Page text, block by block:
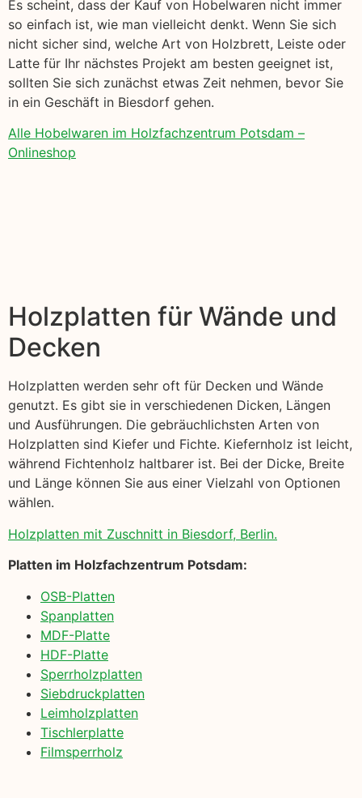
Es scheint, dass der Kauf von Hobelwaren nicht immer
so einfach ist, wie man vielleicht denkt. Wenn Sie sich
nicht sicher sind, welche Art von Holzbrett, Leiste oder
Latte für Ihr nächstes Projekt am besten geeignet ist,
sollten Sie sich zunächst etwas Zeit nehmen, bevor Sie
in ein Geschäft in Biesdorf gehen.
Alle Hobelwaren im Holzfachzentrum Potsdam –
Onlineshop
Holzplatten für Wände und
Decken
Holzplatten werden sehr oft für Decken und Wände
genutzt. Es gibt sie in verschiedenen Dicken, Längen
und Ausführungen. Die gebräuchlichsten Arten von
Holzplatten sind Kiefer und Fichte. Kiefernholz ist leicht,
während Fichtenholz haltbarer ist. Bei der Dicke, Breite
und Länge können Sie aus einer Vielzahl von Optionen
wählen.
Holzplatten mit Zuschnitt in Biesdorf, Berlin.
Platten im Holzfachzentrum Potsdam:
OSB-Platten
Spanplatten
MDF-Platte
HDF-Platte
Sperrholzplatten
Siebdruckplatten
Leimholzplatten
Tischlerplatte
Filmsperrholz